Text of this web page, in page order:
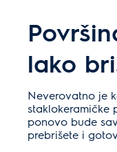
lako
Neverovatno je
staklokeramičke
ponovo bude
prebrišete i